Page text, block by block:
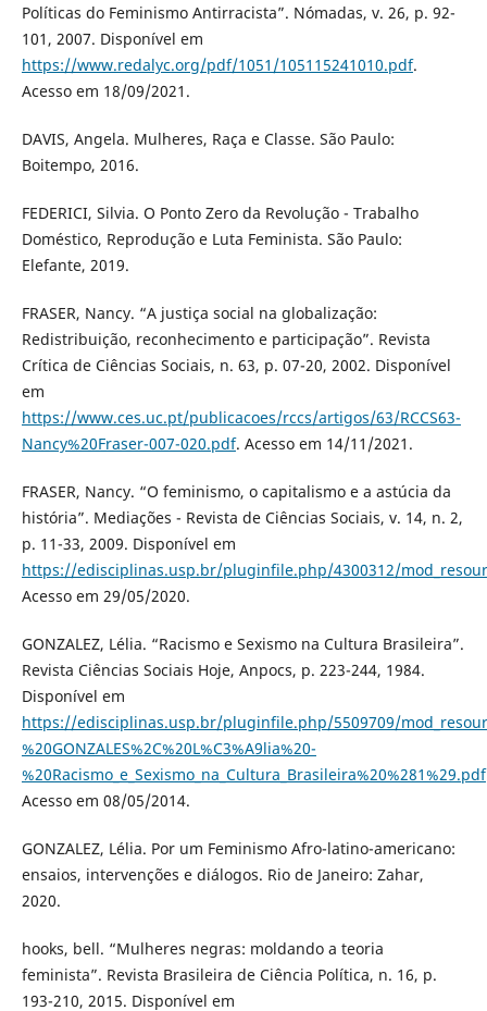
Políticas do Feminismo Antirracista”. Nómadas, v. 26, p. 92-
101, 2007. Disponível em
https://www.redalyc.org/pdf/1051/105115241010.pdf.
Acesso em 18/09/2021.
DAVIS, Angela. Mulheres, Raça e Classe. São Paulo:
Boitempo, 2016.
FEDERICI, Silvia. O Ponto Zero da Revolução - Trabalho
Doméstico, Reprodução e Luta Feminista. São Paulo:
Elefante, 2019.
FRASER, Nancy. “A justiça social na globalização:
Redistribuição, reconhecimento e participação”. Revista
Crítica de Ciências Sociais, n. 63, p. 07-20, 2002. Disponível
em
https://www.ces.uc.pt/publicacoes/rccs/artigos/63/RCCS63-
Nancy%20Fraser-007-020.pdf. Acesso em 14/11/2021.
FRASER, Nancy. “O feminismo, o capitalismo e a astúcia da
história”. Mediações - Revista de Ciências Sociais, v. 14, n. 2,
p. 11-33, 2009. Disponível em
https://edisciplinas.usp.br/pluginfile.php/4300312/
Acesso em 29/05/2020.
GONZALEZ, Lélia. “Racismo e Sexismo na Cultura Brasileira”.
Revista Ciências Sociais Hoje, Anpocs, p. 223-244, 1984.
Disponível em
https://edisciplinas.usp.br/pluginfile.php/5509709/
%20GONZALES%2C%20L%C3%A9lia%20-
%20Racismo_e_Sexismo_na_Cultura_Brasileira%20%281%29.pdf
Acesso em 08/05/2014.
GONZALEZ, Lélia. Por um Feminismo Afro-latino-americano:
ensaios, intervenções e diálogos. Rio de Janeiro: Zahar,
2020.
hooks, bell. “Mulheres negras: moldando a teoria
feminista”. Revista Brasileira de Ciência Política, n. 16, p.
193-210, 2015. Disponível em